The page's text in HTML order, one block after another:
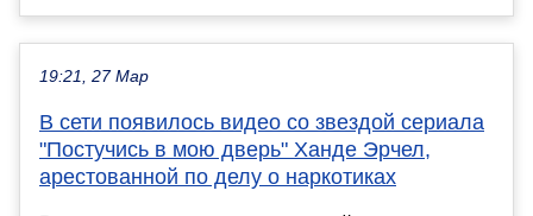
19:21, 27 Мар
В сети появилось видео со звездой сериала
"Постучись в мою дверь" Ханде Эрчел,
арестованной по делу о наркотиках